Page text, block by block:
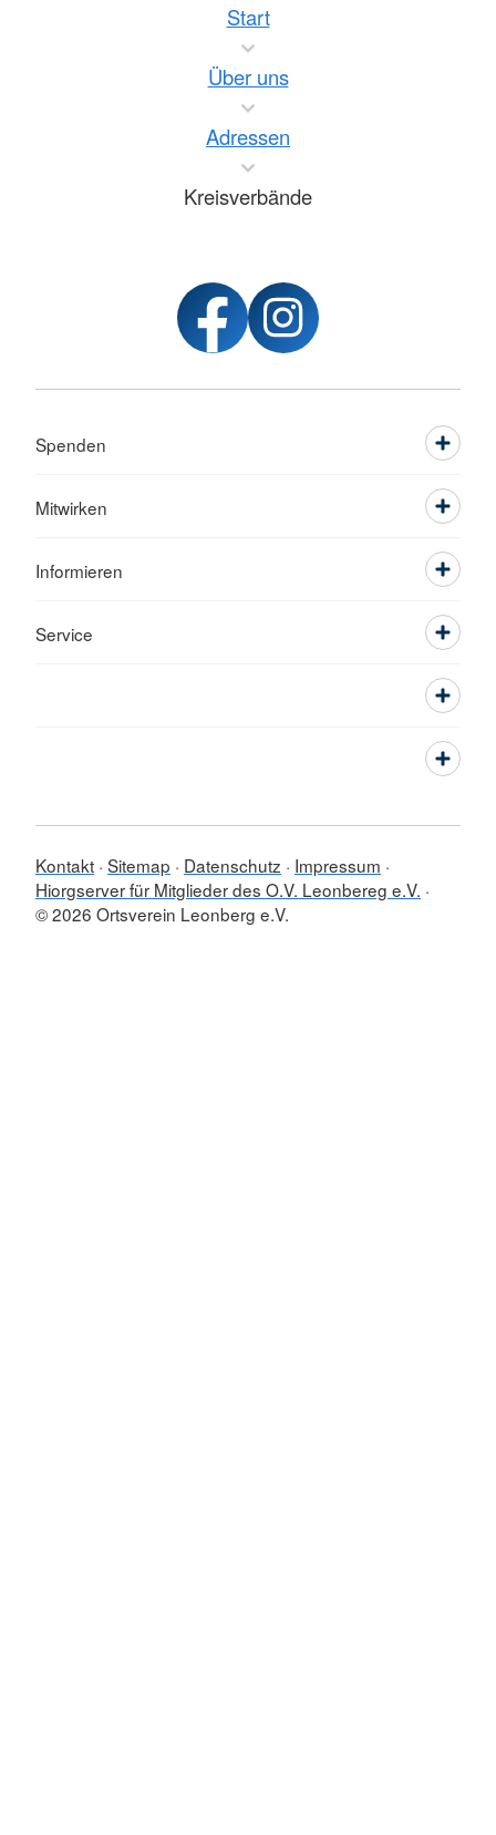
Start
Über uns
Adressen
Kreisverbände
Spenden
Mitwirken
Informieren
Service
Kontakt Sitemap Datenschutz
Impressum
Hiorgserver für Mitglieder des O.V. Leonbereg e.V.
© 2026 Ortsverein Leonberg e.V.